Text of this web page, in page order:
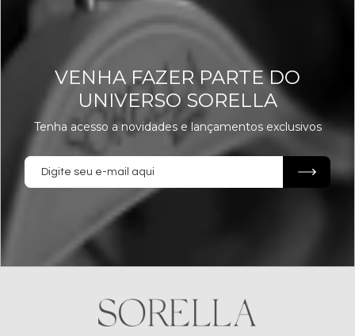
VENHA FAZER PARTE DO
UNIVERSO SORELLA
Tenha acesso a novidades e lançamentos exclusivos